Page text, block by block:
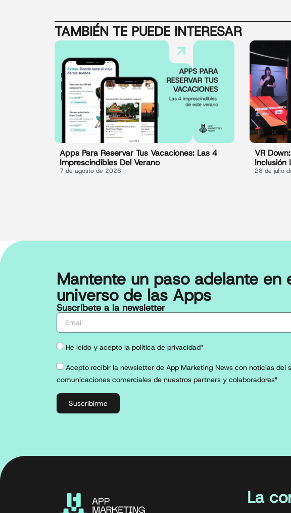
TAMBIÉN TE PUEDE INTERESAR
Apps Para Reservar Tus Vacaciones: Las 4
Imprescindibles Del Verano
7 de agosto de 2026
VR
Inclusión
28 de julio
Mantente un paso adelante en
universo de las Apps
Suscríbete a la newsletter
He leído y acepto la política de privacidad*
Acepto recibir la newsletter de App Marketing News con noticias del
comunicaciones comerciales de nuestros partners y colaboradores*
Suscribirme
La